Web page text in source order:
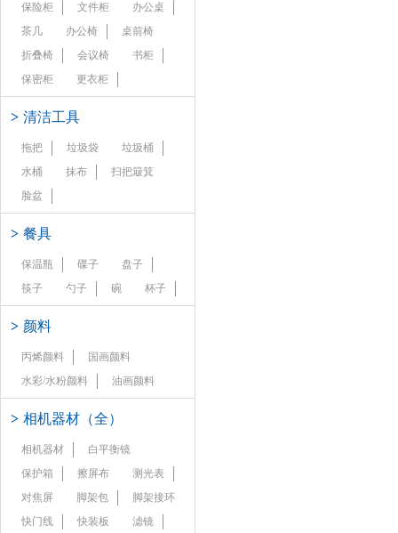
保险柜 文件柜
办公桌
茶几
办公椅
桌前椅
折叠椅
会议椅
书柜
保密柜
更衣柜
> 清洁工具
拖把 垃圾袋
垃圾桶
水桶
抹布
扫把簸箕
脸盆
> 餐具
保温瓶 碟子
盘子
筷子
勺子 碗 杯子
> 颜料
丙烯颜料
国画颜料
水彩/水粉颜料
油画颜料
> 相机器材（全）
相机器材
白平衡镜
保护箱
擦屏布
测光表
对焦屏
脚架包
脚架接环
快门线
快装板
滤镜